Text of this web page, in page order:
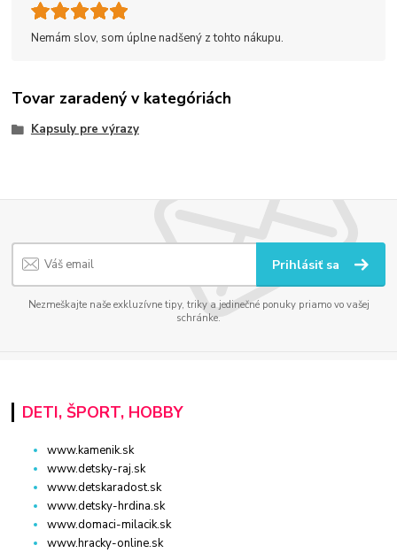
Nemám slov, som úplne nadšený z tohto nákupu.
Tovar zaradený v kategóriách
Kapsuly pre výrazy
Prihlásiť sa
Nezmeškajte naše exkluzívne tipy, triky a jedinečné ponuky priamo vo vašej
schránke.
DETI, ŠPORT, HOBBY
www.kamenik.sk
www.detsky-raj.sk
www.detskaradost.sk
www.detsky-hrdina.sk
www.domaci-milacik.sk
www.hracky-online.sk